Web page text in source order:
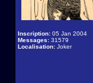
Inscription: 05 Jan 2004
Messages: 31579
Localisation: Joker